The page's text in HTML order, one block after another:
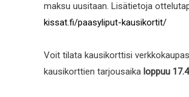
maksu uusitaan. Lisätietoja
kissat.fi/paasyliput-kausikortit/
Voit tilata kausikorttisi
kausikorttien tarjousaika loppuu